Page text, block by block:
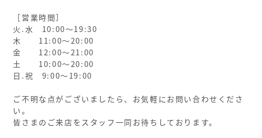
［営業時間］
火.水 10:00〜19:30
木 11:00〜20:00
金 12:00〜21:00
土 10:00〜20:00
日.祝 9:00〜19:00
ご不明な点がございましたら、お気軽にお問い合わせくださ
い。
皆さまのご来店をスタッフ一同お待ちしております。